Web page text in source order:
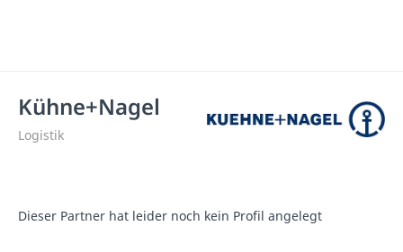
Kühne+Nagel
Logistik
Dieser Partner hat leider noch kein Profil angelegt